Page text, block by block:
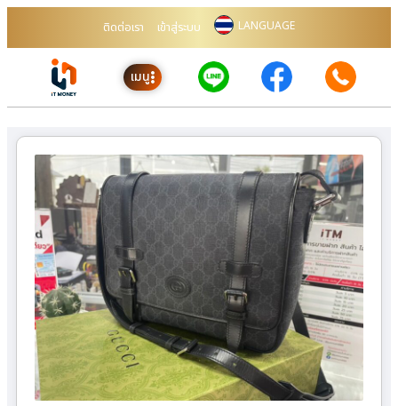
ติดต่อเรา เข้าสู่ระบบ LANGUAGE
เมนู